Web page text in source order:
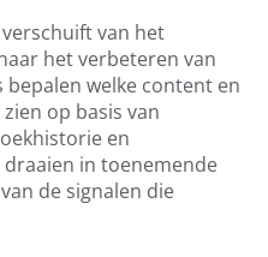
van het
het verbeteren van
welke content en
op basis van
en
in toenemende
de signalen die